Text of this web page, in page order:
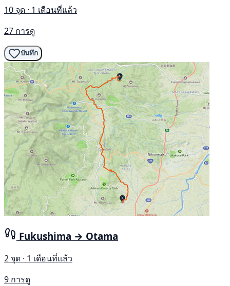
10 จุด · 1 เดือนที่แล้ว
27 การดู
บันทึก
Fukushima → Otama
2 จุด · 1 เดือนที่แล้ว
9 การดู